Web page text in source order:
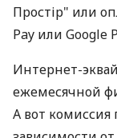
Простір" или
Pay или Google
Интернет-
ежемесячной
А вот комиссия